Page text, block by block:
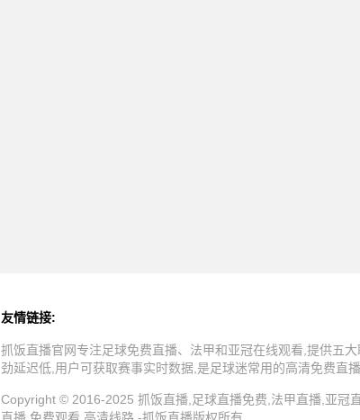
友情链接:
抓饭直播官网专注足球免费直播、法甲和亚冠在线观看,提供五
劲延迟低,用户可获取赛事实时数据,是足球迷常用的高清免费直播
Copyright © 2016-2025 抓饭直播,足球直播免费,法甲直播,亚冠